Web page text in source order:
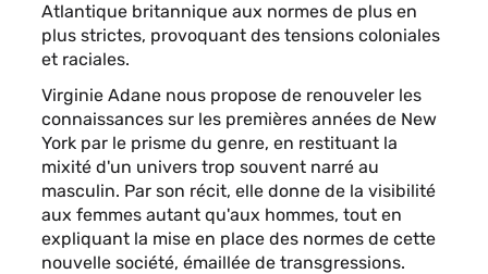
Atlantique britannique aux normes de plus en
plus strictes, provoquant des tensions coloniales
et raciales.
Virginie Adane nous propose de renouveler les
connaissances sur les premières années de New
York par le prisme du genre, en restituant la
mixité d'un univers trop souvent narré au
masculin. Par son récit, elle donne de la visibilité
aux femmes autant qu'aux hommes, tout en
expliquant la mise en place des normes de cette
nouvelle société, émaillée de transgressions.